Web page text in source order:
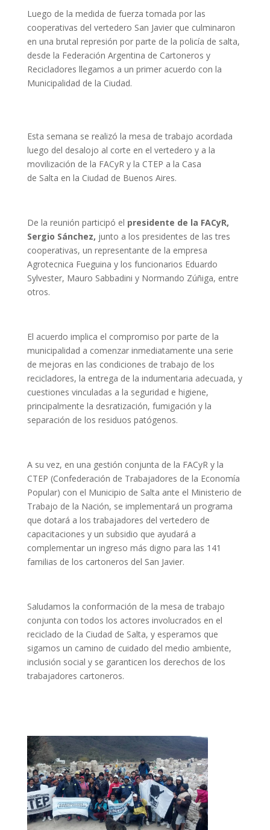
Luego de la medida de fuerza tomada por las
cooperativas del vertedero San Javier que culminaron
en una brutal represión por parte de la policía de salta,
desde la Federación Argentina de Cartoneros y
Recicladores llegamos a un primer acuerdo con la
Municipalidad de la Ciudad.
Esta semana se realizó la mesa de trabajo acordada
luego del desalojo al corte en el vertedero y a la
movilización de la FACyR y la CTEP a la Casa
de Salta en la Ciudad de Buenos Aires.
De la reunión participó el presidente de la FACyR,
Sergio Sánchez, junto a los presidentes de las tres
cooperativas, un representante de la empresa
Agrotecnica Fueguina y los funcionarios Eduardo
Sylvester, Mauro Sabbadini y Normando Zúñiga, entre
otros.
El acuerdo implica el compromiso por parte de la
municipalidad a comenzar inmediatamente una serie
de mejoras en las condiciones de trabajo de los
recicladores, la entrega de la indumentaria adecuada, y
cuestiones vinculadas a la seguridad e higiene,
principalmente la desratización, fumigación y la
separación de los residuos patógenos.
A su vez, en una gestión conjunta de la FACyR y la
CTEP (Confederación de Trabajadores de la Economía
Popular) con el Municipio de Salta ante el Ministerio de
Trabajo de la Nación, se implementará un programa
que dotará a los trabajadores del vertedero de
capacitaciones y un subsidio que ayudará a
complementar un ingreso más digno para las 141
familias de los cartoneros del San Javier.
Saludamos la conformación de la mesa de trabajo
conjunta con todos los actores involucrados en el
reciclado de la Ciudad de Salta, y esperamos que
sigamos un camino de cuidado del medio ambiente,
inclusión social y se garanticen los derechos de los
trabajadores cartoneros.